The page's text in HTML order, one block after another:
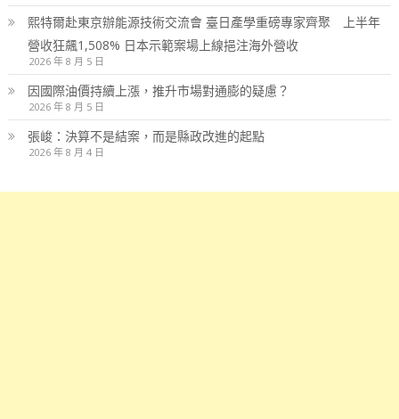
熙特爾赴東京辦能源技術交流會 臺日產學重磅專家齊聚 上半年
營收狂飆1,508% 日本示範案場上線挹注海外營收
2026 年 8 月 5 日
因國際油價持續上漲，推升市場對通膨的疑慮？
2026 年 8 月 5 日
張峻：決算不是結案，而是縣政改進的起點
2026 年 8 月 4 日